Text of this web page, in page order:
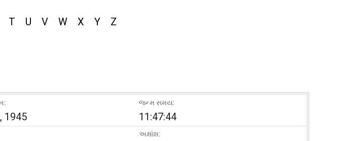
T U V W X Y Z
1945
જન્મ સમય:
11:47:44
અક્ષાંશ: